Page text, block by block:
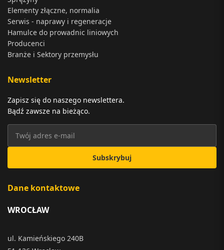
Elementy złączne, normalia
Serwis - naprawy i regeneracje
Hamulce do prowadnic liniowych
Producenci
Branże i Sektory przemysłu
Newsletter
Zapisz się do naszego newslettera.
Bądź zawsze na bieżąco.
Subskrybuj
Dane kontaktowe
WROCŁAW
ul. Kamieńskiego 240B